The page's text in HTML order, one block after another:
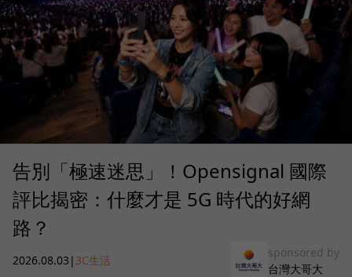
告別「極速迷思」！Opensignal 國際
評比揭密：什麼才是 5G 時代的好網
路？
2026.08.03 | 3C生活
sponsored by
台灣大哥大